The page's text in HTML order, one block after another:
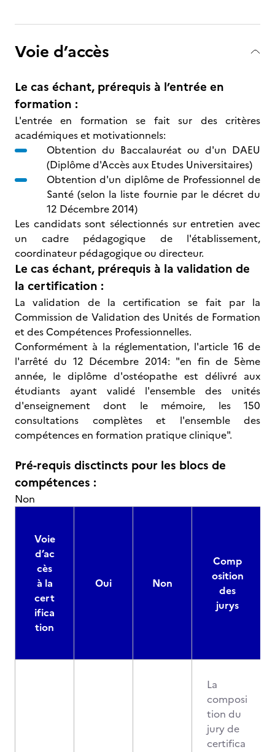
Voie d’accès
Le cas échant, prérequis à l’entrée en
formation :
L'entrée en formation se fait sur des critères
académiques et motivationnels:
Obtention du Baccalauréat ou d'un DAEU
(Diplôme d'Accès aux Etudes Universitaires)
Obtention d'un diplôme de Professionnel de
Santé (selon la liste fournie par le décret du
12 Décembre 2014)
Les candidats sont sélectionnés sur entretien avec
un cadre pédagogique de l'établissement,
coordinateur pédagogique ou directeur.
Le cas échant, prérequis à la validation de
la certification :
La validation de la certification se fait par la
Commission de Validation des Unités de Formation
et des Compétences Professionnelles.
Conformément à la réglementation, l'article 16 de
l'arrêté du 12 Décembre 2014: "en fin de 5ème
année, le diplôme d'ostéopathe est délivré aux
étudiants ayant validé l'ensemble des unités
d'enseignement dont le mémoire, les 150
consultations complètes et l'ensemble des
compétences en formation pratique clinique".
Pré-requis disctincts pour les blocs de
compétences :
Non
Voie
d’ac
cès
à la
cert
ifica
tion
Oui Non
Comp
osition
des
jurys
La
composi
tion du
jury de
certifica